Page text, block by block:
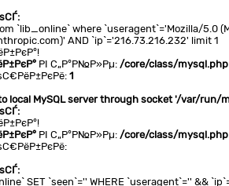
`lib_online` where `useragent`='Mozilla/5.0
AND `ip`='216.73.216.232' limit 1
РІ С„Р°Р№Р»Рµ:/core/class/mysql.php
1
local MySQL server through socket '/var/run/
РІ С„Р°Р№Р»Рµ:/core/class/mysql.php
SET `seen`='' WHERE `useragent`='' &&